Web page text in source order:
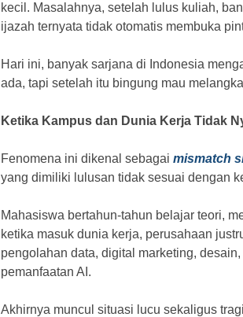
kecil. Masalahnya, setelah lulus kuliah,
ijazah ternyata tidak otomatis membuka
Hari ini, banyak sarjana di Indonesia
ada, tapi setelah itu bingung mau
Ketika Kampus dan Dunia Kerja Tidak
Fenomena ini dikenal sebagai mismatch
yang dimiliki lulusan tidak sesuai dengan
Mahasiswa bertahun-tahun belajar teori,
ketika masuk dunia kerja, perusahaan
pengolahan data, digital marketing,
pemanfaatan AI.
Akhirnya muncul situasi lucu sekaligus